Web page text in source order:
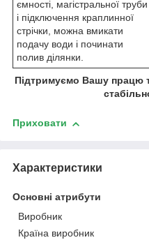
ємності, магістральної труби
і підключення краплинної
стрічки, можна вмикати
подачу води і починати
полив ділянки.
Підтримуємо Вашу працю
Приховати
Характеристики
Основні атрибути
Виробник
Країна виробник